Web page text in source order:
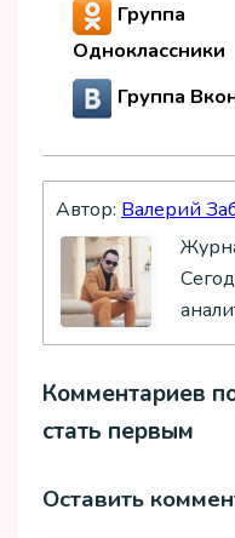
Группа
Одноклассники
Группа
Автор: Валерий
Комментариев
стать первым
Оставить